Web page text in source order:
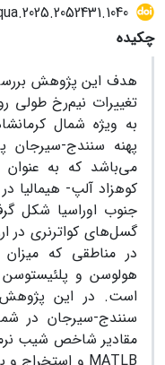
چکیده
هدف این پژوهش
تغییرات نیم‌رخ طولی
به ویژه شمال
پهنه سنندج-سیرجان
می‌باشد که به
کوهزاد آلپ- هیمالیا
جنوب اوراسیا شکل
گسل‌های کواترنری در
در مناطقی که میزان
هولوسن و پلئیستوسن
است. در این
سنندج-سیرجان در